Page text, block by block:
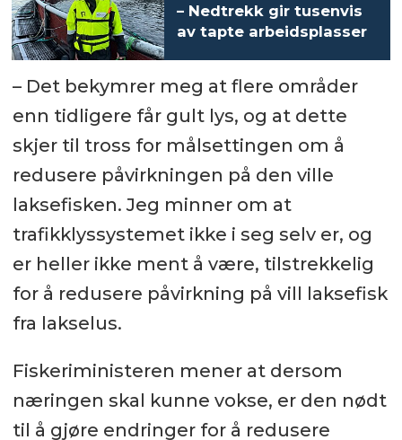
– Nedtrekk gir tusenvis
av tapte arbeidsplasser
– Det bekymrer meg at flere områder
enn tidligere får gult lys, og at dette
skjer til tross for målsettingen om å
redusere påvirkningen på den ville
laksefisken. Jeg minner om at
trafikklyssystemet ikke i seg selv er, og
er heller ikke ment å være, tilstrekkelig
for å redusere påvirkning på vill laksefisk
fra lakselus.
Fiskeriministeren mener at dersom
næringen skal kunne vokse, er den nødt
til å gjøre endringer for å redusere